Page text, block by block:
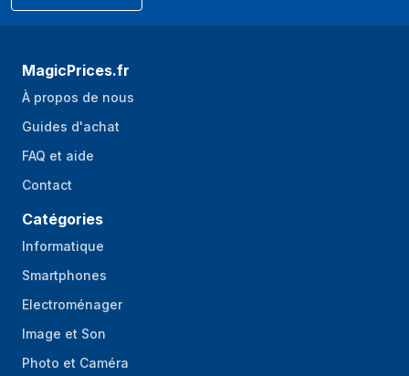
MagicPrices.fr
À propos de nous
Guides d'achat
FAQ et aide
Contact
Catégories
Informatique
Smartphones
Electroménager
Image et Son
Photo et Caméra